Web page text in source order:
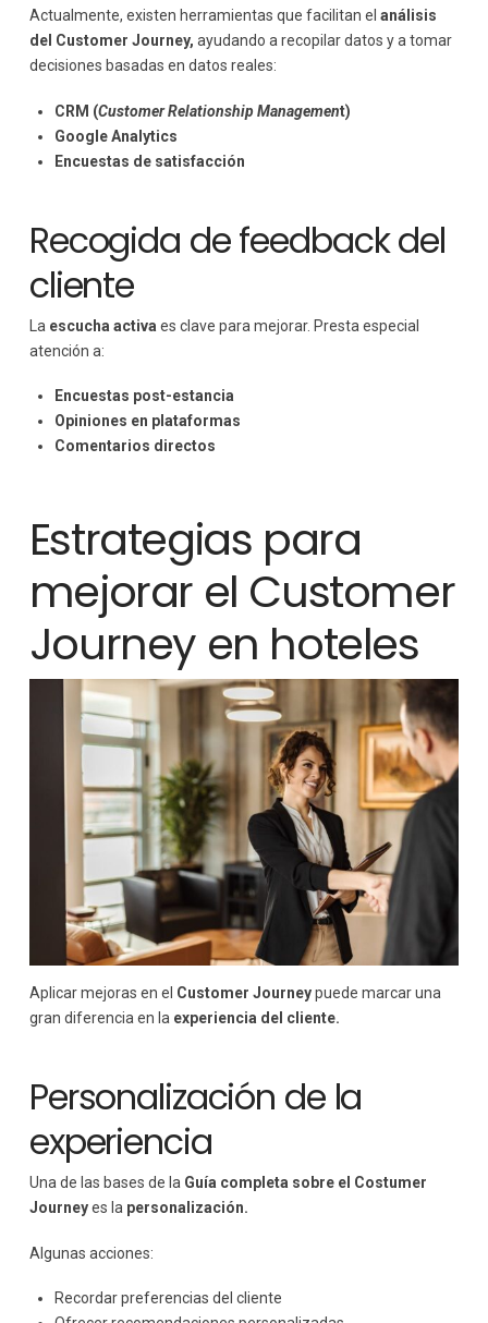
Actualmente, existen herramientas que facilitan el análisis
del Customer Journey, ayudando a recopilar datos y a tomar
decisiones basadas en datos reales:
CRM (Customer Relationship Management)
Google Analytics
Encuestas de satisfacción
Recogida de feedback del
cliente
La escucha activa es clave para mejorar. Presta especial
atención a:
Encuestas post-estancia
Opiniones en plataformas
Comentarios directos
Estrategias para
mejorar el Customer
Journey en hoteles
Aplicar mejoras en el Customer Journeypuede marcar una
gran diferencia en la experiencia del cliente.
Personalización de la
experiencia
Una de las bases de la Guía completa sobre el Costumer
Journeyes la personalización.
Algunas acciones:
Recordar preferencias del cliente